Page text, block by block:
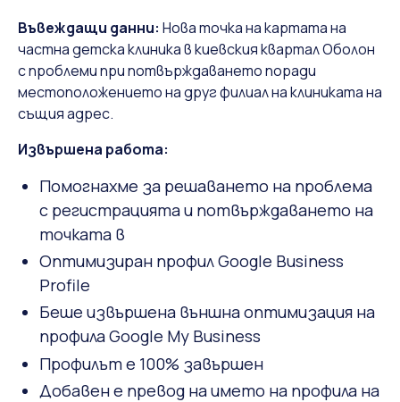
Въвеждащи данни: Нова точка на картата на
частна детска клиника в киевския квартал Оболон
с проблеми при потвърждаването поради
местоположението на друг филиал на клиниката на
същия адрес.
Извършена работа:
Помогнахме за решаването на проблема
с регистрацията и потвърждаването на
точката в
Оптимизиран профил Google Business
Profile
Беше извършена външна оптимизация на
профила Google My Business
Профилът е 100% завършен
Добавен е превод на името на профила на